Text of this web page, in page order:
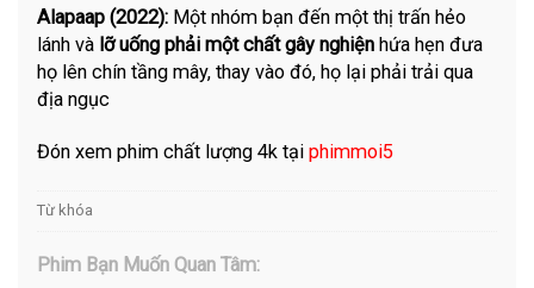
Alapaap (2022): Một nhóm bạn đến một thị trấn hẻo
lánh và lỡ uống phải một chất gây nghiện hứa hẹn đưa
họ lên chín tầng mây, thay vào đó, họ lại phải trải qua
địa ngục
Đón xem phim chất lượng 4k tạiphimmoi5
Từ khóa
Phim Bạn Muốn Quan Tâm: